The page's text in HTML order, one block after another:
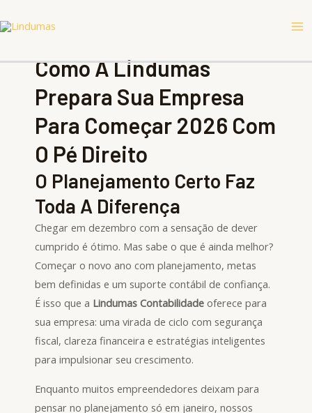
para
conteúdoComo A Lindumas
Prepara Sua Empresa
Para Começar 2026 Com
O Pé Direito
O Planejamento Certo Faz
Toda A Diferença
Chegar em dezembro com a sensação de dever
cumprido é ótimo. Mas sabe o que é ainda melhor?
Começar o novo ano com planejamento, metas
bem definidas e um suporte contábil de confiança.
É isso que a Lindumas Contabilidade oferece para
sua empresa: uma virada de ciclo com segurança
fiscal, clareza financeira e estratégias inteligentes
para impulsionar seu crescimento.
Enquanto muitos empreendedores deixam para
pensar no planejamento só em janeiro, nossos